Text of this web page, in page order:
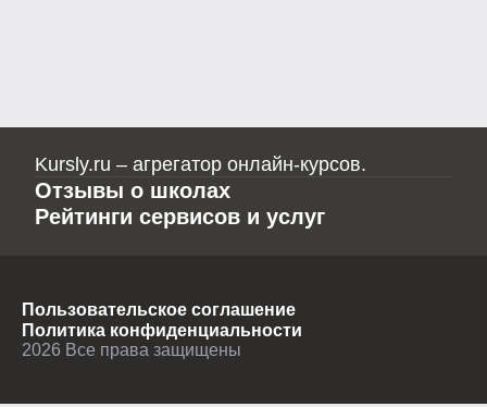
Kursly.ru – агрегатор онлайн-курсов.
Отзывы о школах
Рейтинги сервисов и услуг
Пользовательское соглашение
Политика конфиденциальности
2026 Все права защищены